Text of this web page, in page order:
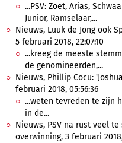
...PSV: Zoet, Arias,
Junior, Ramselaar,...
Nieuws, Luuk de Jong ook
5 februari 2018, 22:07:10
...kreeg de meeste
de genomineerden,...
Nieuws, Phillip Cocu:
februari 2018, 05:56:36
...weten tevreden te zijn
in de...
Nieuws, PSV na rust veel te
overwinning, 3 februari 2018,